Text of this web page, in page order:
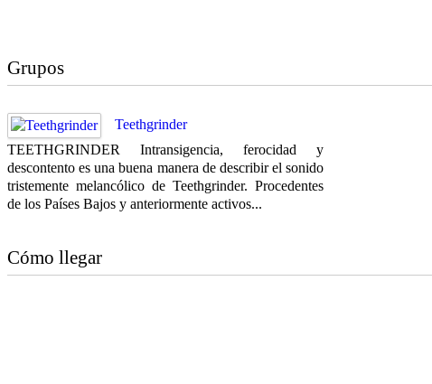
Grupos
Teethgrinder
TEETHGRINDER Intransigencia, ferocidad y
descontento es una buena manera de describir el sonido
tristemente melancólico de Teethgrinder. Procedentes
de los Países Bajos y anteriormente activos...
Cómo llegar